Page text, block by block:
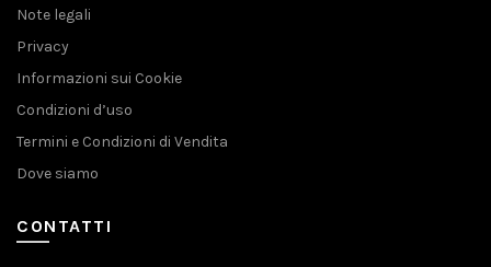
Note legali
Privacy
Informazioni sui Cookie
Condizioni d’uso
Termini e Condizioni di Vendita
Dove siamo
CONTATTI